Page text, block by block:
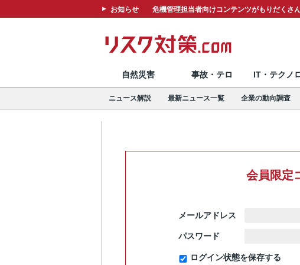
お知らせ 危機管理担当者向けコンテンツがもりだくさ
自然災害 事故・テロ IT・テクノ
ニュース解説 最新ニュース一覧 企業の動向調査
会員限定
メールアドレス
パスワード
ログイン状態を保存する